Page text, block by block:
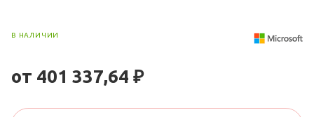
В НАЛИЧИИ
от 401 337,64 ₽